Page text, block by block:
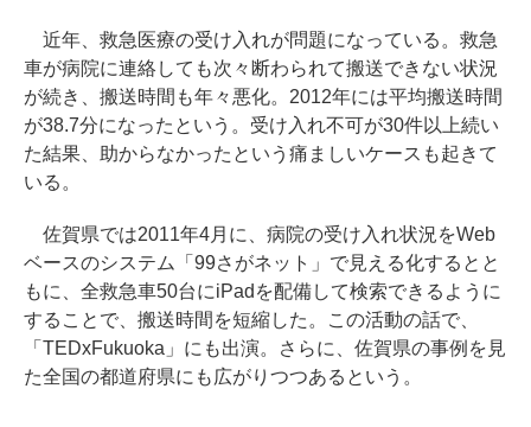
近年、救急医療の受け入れが問題になっている。救急
車が病院に連絡しても次々断わられて搬送できない状況
が続き、搬送時間も年々悪化。2012年には平均搬送時間
が38.7分になったという。受け入れ不可が30件以上続い
た結果、助からなかったという痛ましいケースも起きて
いる。
佐賀県では2011年4月に、病院の受け入れ状況をWeb
ベースのシステム「99さがネット」で見える化するとと
もに、全救急車50台にiPadを配備して検索できるように
することで、搬送時間を短縮した。この活動の話で、
「TEDxFukuoka」にも出演。さらに、佐賀県の事例を見
た全国の都道府県にも広がりつつあるという。